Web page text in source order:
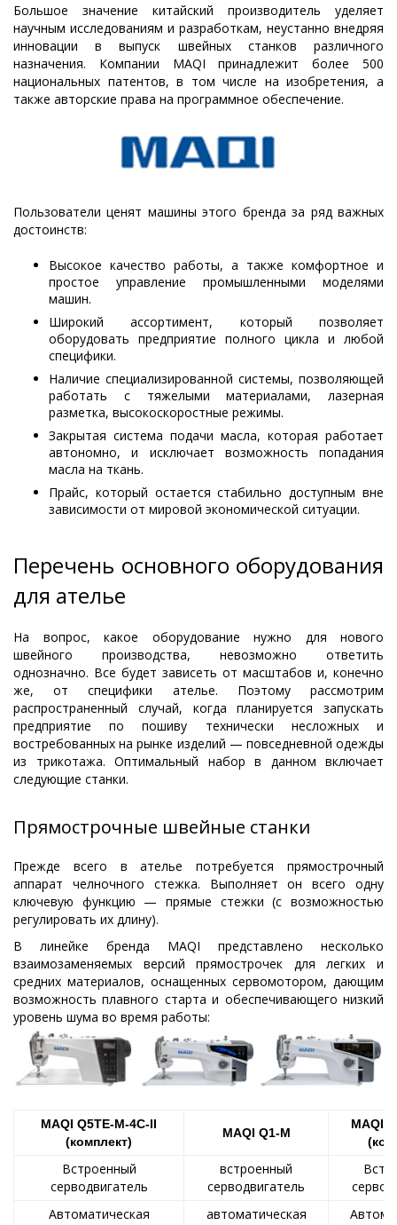
Большое значение китайский производитель уделяет
научным исследованиям и разработкам, неустанно внедряя
инновации в выпуск швейных станков различного
назначения. Компании MAQI принадлежит более 500
национальных патентов, в том числе на изобретения, а
также авторские права на программное обеспечение.
Пользователи ценят машины этого бренда за ряд важных
достоинств:
Высокое качество работы, а также комфортное и
простое управление промышленными моделями
машин.
Широкий ассортимент, который позволяет
оборудовать предприятие полного цикла и любой
специфики.
Наличие специализированной системы, позволяющей
работать с тяжелыми материалами, лазерная
разметка, высокоскоростные режимы.
Закрытая система подачи масла, которая работает
автономно, и исключает возможность попадания
масла на ткань.
Прайс, который остается стабильно доступным вне
зависимости от мировой экономической ситуации.
Перечень основного оборудования
для ателье
На вопрос, какое оборудование нужно для нового
швейного производства, невозможно ответить
однозначно. Все будет зависеть от масштабов и, конечно
же, от специфики ателье. Поэтому рассмотрим
распространенный случай, когда планируется запускать
предприятие по пошиву технически несложных и
востребованных на рынке изделий — повседневной одежды
из трикотажа. Оптимальный набор в данном включает
следующие станки.
Прямострочные швейные станки
Прежде всего в ателье потребуется прямострочный
аппарат челночного стежка. Выполняет он всего одну
ключевую функцию — прямые стежки (с возможностью
регулировать их длину).
В линейке бренда MAQI представлено несколько
взаимозаменяемых версий прямострочек для легких и
средних материалов, оснащенных сервомотором, дающим
возможность плавного старта и обеспечивающего низкий
уровень шума во время работы:
MAQI Q5TE-M-4C-II
(комплект)
MAQI Q1-M
MAQI
Встроенный
серводвигатель
встроенный
серводвигатель
Автоматическая
автоматическая